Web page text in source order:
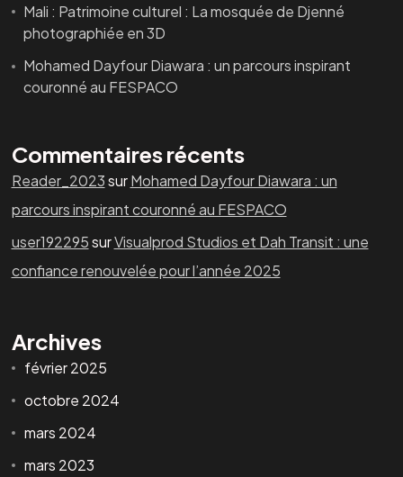
Mali : Patrimoine culturel : La mosquée de Djenné
photographiée en 3D
Mohamed Dayfour Diawara : un parcours inspirant
couronné au FESPACO
Commentaires récents
Reader_2023surMohamed Dayfour Diawara : un
parcours inspirant couronné au FESPACO
user192295surVisualprod Studios et Dah Transit : une
confiance renouvelée pour l’année 2025
Archives
février 2025
octobre 2024
mars 2024
mars 2023